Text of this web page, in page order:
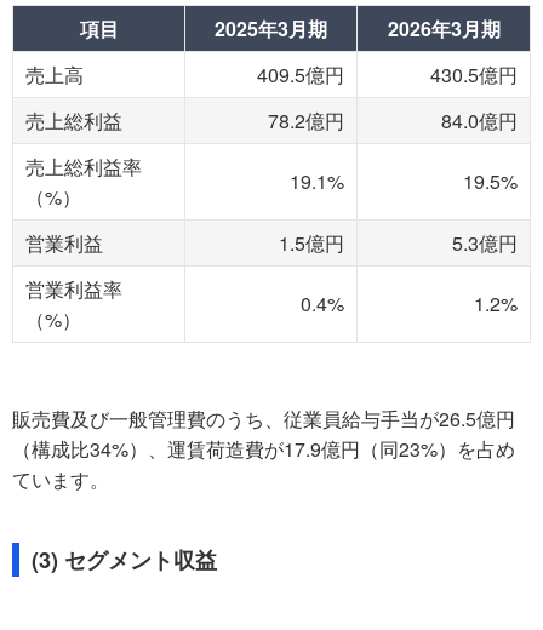
項目 2025年3月期
2026年3月期
売上高
409.5億円
430.5億円
売上総利益
78.2億円
84.0億円
売上総利益率
（%）
19.1% 19.5%
営業利益 1.5億円
5.3億円
営業利益率
（%）
0.4% 1.2%
販売費及び一般管理費のうち、従業員給与手当が26.5億円
（構成比34%）、運賃荷造費が17.9億円（同23%）を占め
ています。
(3) セグメント収益